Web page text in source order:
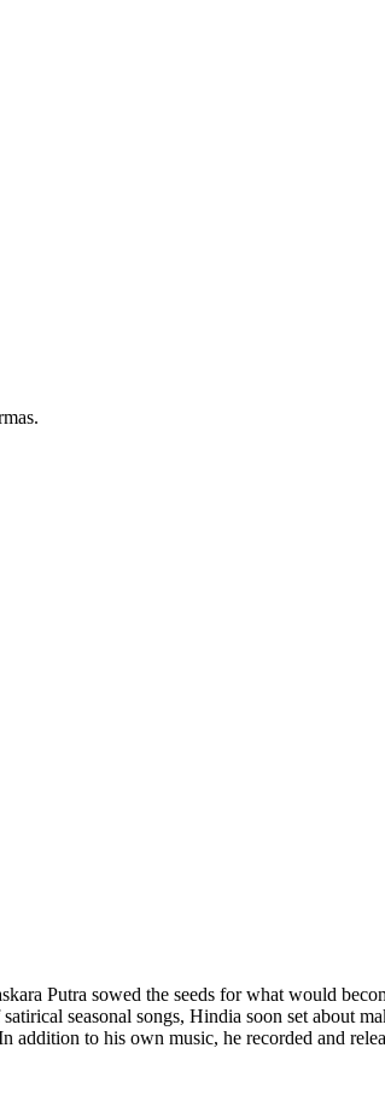
Putra sowed the seeds for what would
seasonal songs, Hindia soon set about
to his own music, he recorded and